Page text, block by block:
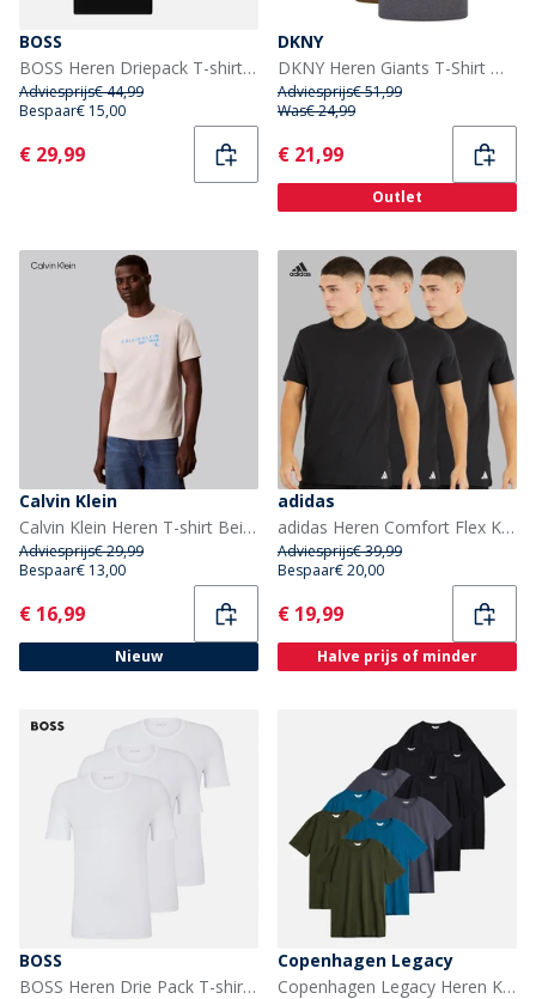
BOSS
BOSS Heren Driepack T-shirts Open Blue
Adviesprijs€ 44,99
Bespaar€ 15,00
Current
€ 29,99
DKNY
DKNY Heren Giants T-Shirt Multi
Adviesprijs€ 51,99
Was€ 24,99
Current
€ 21,99
Outlet
Calvin Klein
Calvin Klein Heren T-shirt Beige
Adviesprijs€ 29,99
Bespaar€ 13,00
Current
€ 16,99
Nieuw
adidas
adidas Heren Comfort Flex Katoen Drie Pak Ronde Hals T-shirts Zwart
Adviesprijs€ 39,99
Bespaar€ 20,00
Current
€ 19,99
Halve prijs of minder
BOSS
BOSS Heren Drie Pack T-shirts Wit
Copenhagen Legacy
Copenhagen Legacy Heren Kopenhagen Legacy Tien Pack T-shirts Multi